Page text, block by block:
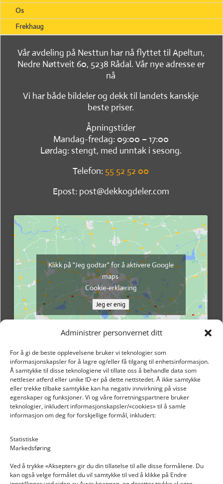
Administrer personvernet ditt
For å gi de beste opplevelsene bruker vi teknologier som
informasjonskapsler for å lagre og/eller få tilgang til enhetsinformasjon.
Å samtykke til disse teknologiene vil tillate oss å behandle data som
nettleser atferd eller unike ID-er på dette nettstedet. Å ikke samtykke
eller trekke tilbake samtykke kan ha negativ innvirkning på visse
egenskaper og funksjoner. Vi og våre forretningspartnere bruker
teknologier, inkludert informasjonskapsler/«cookies» til å samle
informasjon om deg for forskjellige formål, inkludert:
Statistiske
Markedsføring
Ved å trykke «Aksepter» gir du din tillatelse til alle disse formålene. Du
kan også velge formålet du vil samtykke til ved å klikke på Endre
Os
Frekhaug
Vår avdeling på Nesttun har nå flyttet til Apeltun,
Nedre Nøttveit 60, 5238 Rådal. Vår nye adresse er
nå
Vi har både bildeler og dekk til landets kanskje
beste priser.
Åpningstider
Mandag-fredag: 09:00 – 17:00
Lørdag: stengt, med unntak i sesong.
Telefon: 55 52 52 00
Epost: post@dekkogdeler.com
Klikk på "Jeg godtar" for å aktivere Google
maps
Cookie-erklæring
Jeg er enig